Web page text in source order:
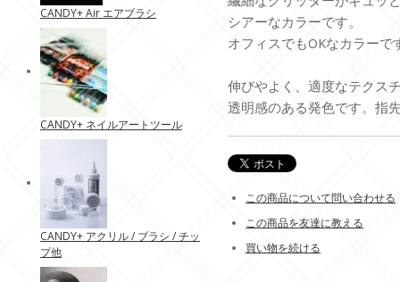
シアーなカラーです。
オフィスでもOKなカラーで
伸びやよく、適度なテクス
透明感のある発色です。指
この商品について問い合わせる
この商品を友達に教える
買い物を続ける
CANDY+ Air エアブラシ
CANDY+ ネイルアートツール
CANDY+ アクリル / ブラシ / チッ
プ他